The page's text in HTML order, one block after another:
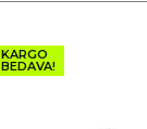
KARGO
BEDAVA!